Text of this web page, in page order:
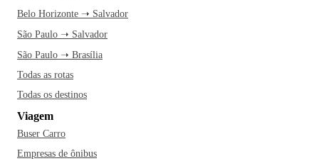
Belo Horizonte ➝ Salvador
São Paulo ➝ Salvador
São Paulo ➝ Brasília
Todas as rotas
Todas os destinos
Viagem
Buser Carro
Empresas de ônibus